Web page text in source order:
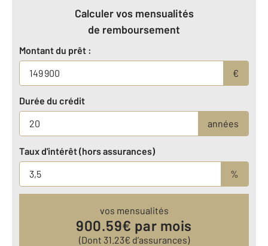
Calculer vos mensualités
de remboursement
Montant du prêt :
€
Durée du crédit
années
Taux d'intérêt (hors assurances)
%
vos mensualités
900.59€ par mois
(Dont 31.23€ d’assurances)